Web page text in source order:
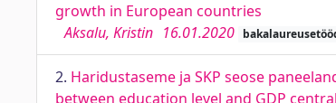
growth in European countries
Aksalu, Kristin 16.01.2020
2. Haridustaseme ja SKP seose
between education level and GDP